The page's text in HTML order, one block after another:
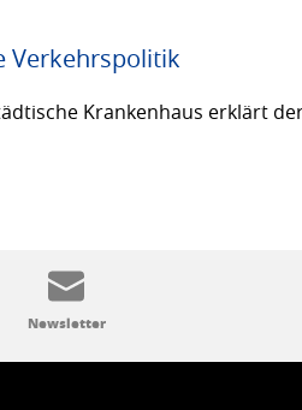
Verkehrspolitik
Krankenhaus erklärt